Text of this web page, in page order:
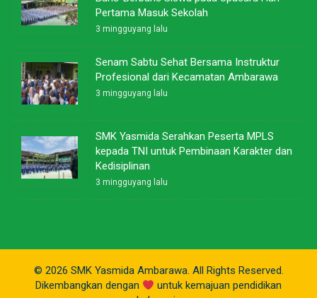
Pertama Masuk Sekolah
3 mingguyang lalu
Senam Sabtu Sehat Bersama Instruktur
Profesional dari Kecamatan Ambarawa
3 mingguyang lalu
SMK Yasmida Serahkan Peserta MPLS
kepada TNI untuk Pembinaan Karakter dan
Kedisiplinan
3 mingguyang lalu
© 2026 SMK Yasmida Ambarawa. All Rights Reserved.
Dikembangkan dengan
untuk kemajuan pendidikan